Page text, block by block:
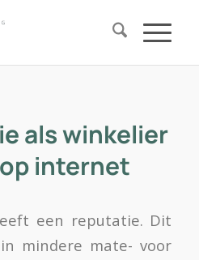
als winkelier
internet
een reputatie. Dit
mindere mate- voor